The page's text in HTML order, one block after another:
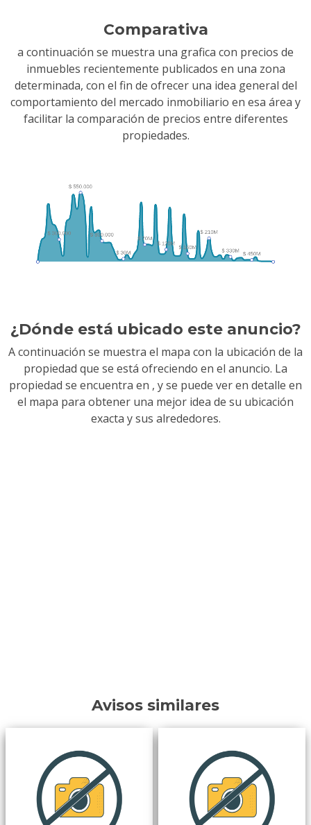
Comparativa
a continuación se muestra una grafica con precios de
inmuebles recientemente publicados en una zona
determinada, con el fin de ofrecer una idea general del
comportamiento del mercado inmobiliario en esa área y
facilitar la comparación de precios entre diferentes
propiedades.
¿Dónde está ubicado este anuncio?
A continuación se muestra el mapa con la ubicación de la
propiedad que se está ofreciendo en el anuncio. La
propiedad se encuentra en , y se puede ver en detalle en
el mapa para obtener una mejor idea de su ubicación
exacta y sus alrededores.
Avisos similares